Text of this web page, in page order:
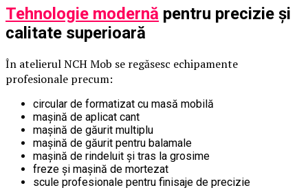
Tehnologie modernă pentru precizie și
calitate superioară
În atelierul NCH Mob se regăsesc echipamente
profesionale precum:
circular de formatizat cu masă mobilă
mașină de aplicat cant
mașină de găurit multiplu
mașină de găurit pentru balamale
mașină de rindeluit și tras la grosime
freze și mașină de mortezat
scule profesionale pentru finisaje de precizie